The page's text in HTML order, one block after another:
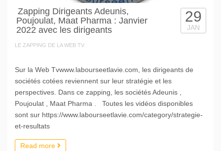
Zapping Dirigeants Adeunis,
Poujoulat, Maat Pharma : Janvier
2022 avec les dirigeants
LE ZAPPING DE LA WEB TV
29
JAN
Sur la Web Tvwww.labourseetlavie.com, les dirigeants de
sociétés cotées reviennent sur leur stratégie et les
perspectives. Dans ce zapping, les sociétés Adeunis ,
Poujoulat , Maat Pharma . Toutes les vidéos disponibles
sont sur https://www.labourseetlavie.com/category/strategie-
et-resultats
Read more